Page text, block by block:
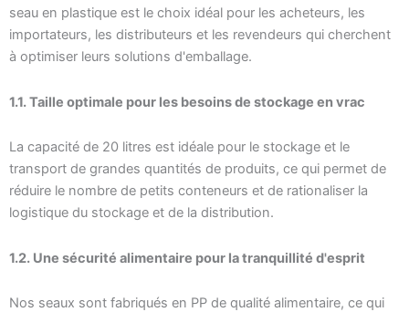
seau en plastique est le choix idéal pour les acheteurs, les
importateurs, les distributeurs et les revendeurs qui cherchent
à optimiser leurs solutions d'emballage.
1.1. Taille optimale pour les besoins de stockage en vrac
La capacité de 20 litres est idéale pour le stockage et le
transport de grandes quantités de produits, ce qui permet de
réduire le nombre de petits conteneurs et de rationaliser la
logistique du stockage et de la distribution.
1.2. Une sécurité alimentaire pour la tranquillité d'esprit
Nos seaux sont fabriqués en PP de qualité alimentaire, ce qui